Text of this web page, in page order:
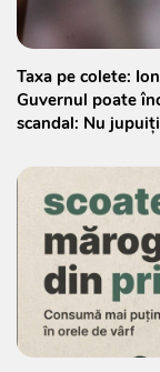
Taxa pe colete:
Guvernul poate
scandal: Nu